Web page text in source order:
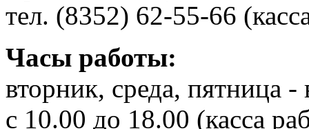
тел. (8352) 62-55-66
Часы работы:
вторник, среда, пятница -
с 10.00 до 18.00 (касса